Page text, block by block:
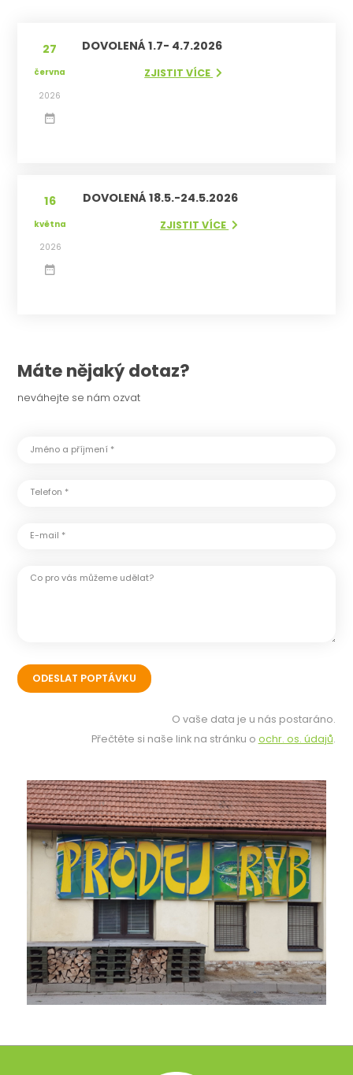
27
června
2026
DOVOLENÁ 1.7- 4.7.2026
ZJISTIT VÍCE
16
května
2026
DOVOLENÁ 18.5.-24.5.2026
ZJISTIT VÍCE
Máte nějaký dotaz?
neváhejte se nám ozvat
Jméno a příjmení *
Telefon *
E-mail *
Co pro vás můžeme udělat?
O vaše data je u nás postaráno.
Přečtěte si naše link na stránku o ochr. os. údajů.